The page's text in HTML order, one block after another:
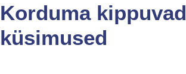
Korduma kippuvad
küsimused